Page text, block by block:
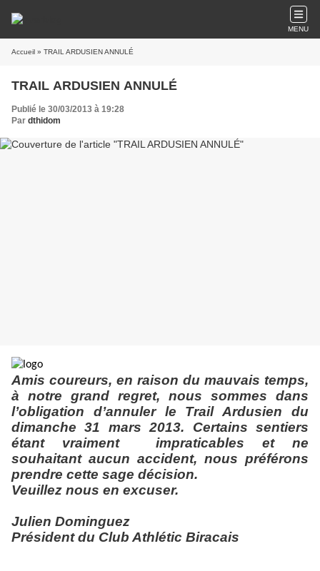
MENU
Accueil » TRAIL ARDUSIEN ANNULÉ
TRAIL ARDUSIEN ANNULÉ
Publié le 30/03/2013 à 19:28
Par dthidom
Amis coureurs, en raison du mauvais temps,
à notre grand regret, nous sommes dans
l’obligation d’annuler le Trail Ardusien du
dimanche 31 mars 2013. Certains sentiers
étant vraiment
impraticables et ne
souhaitant aucun accident, nous préférons
prendre cette sage décision.
Veuillez nous en excuser.
Julien Dominguez
Président du Club Athlétic Biracais